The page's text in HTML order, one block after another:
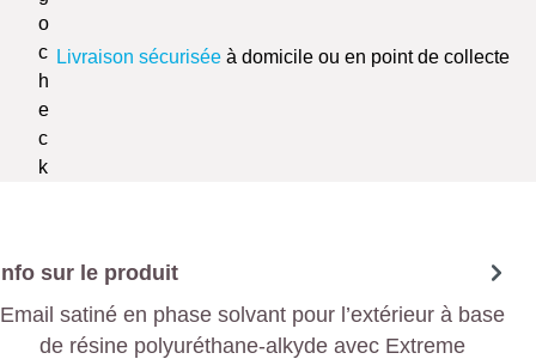
Livraison sécurisée à domicile ou en point de collecte
sur le produit
Email satiné en phase solvant pour l’extérieur à base
de résine polyuréthane-alkyde avec Extreme